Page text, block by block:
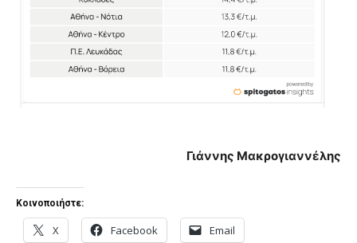
Γιάννης Μακρογιαννέλης
Κοινοποιήστε:
X Facebook Email